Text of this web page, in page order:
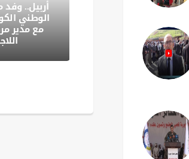
أربيل..
الوطني
مع مدير غارات جوية على جنوبي
لبنان